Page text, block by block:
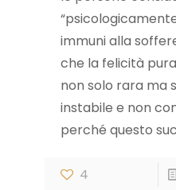
immuni alla
che la felicità
non solo rara ma
instabile e non
perché questo
4